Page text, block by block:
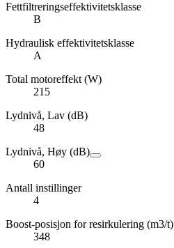
Fettfiltreringseffektivitetsklasse
B
Hydraulisk effektivitetsklasse
A
Total motoreffekt (W)
215
Lydnivå, Lav (dB)
48
Lydnivå, Høy (dB)
60
Antall instillinger
4
Boost-posisjon for resirkulering (m3/t)
348